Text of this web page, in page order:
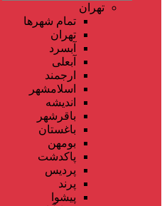
تهران
تمام شهر‌ها
تهران
آبسرد
آبعلی
ارجمند
اسلامشهر
اندیشه
باقرشهر
باغستان
بومهن
پاکدشت
پردیس
پرند
پیشوا